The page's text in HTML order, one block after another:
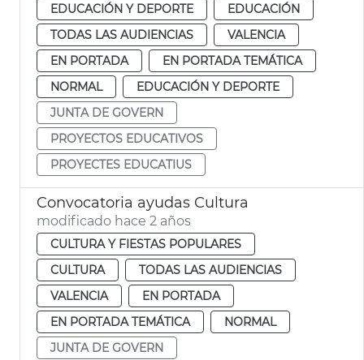
EDUCACIÓN Y DEPORTE
EDUCACIÓN
TODAS LAS AUDIENCIAS
VALENCIA
EN PORTADA
EN PORTADA TEMÁTICA
NORMAL
EDUCACIÓN Y DEPORTE
JUNTA DE GOVERN
PROYECTOS EDUCATIVOS
PROYECTES EDUCATIUS
Convocatoria ayudas Cultura
modificado hace 2 años
CULTURA Y FIESTAS POPULARES
CULTURA
TODAS LAS AUDIENCIAS
VALENCIA
EN PORTADA
EN PORTADA TEMÁTICA
NORMAL
JUNTA DE GOVERN